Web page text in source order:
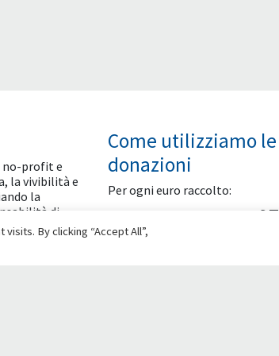
no-profit e
la vivibilità e
la
di
civile ed
Come utilizziamo
donazioni
Per ogni euro raccolto:
By clicking “Accept All”,